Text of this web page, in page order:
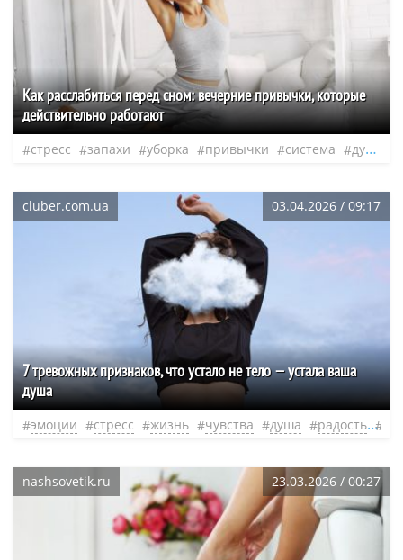
Как расслабиться перед сном: вечерние привычки, которые
действительно работают
стресс запахи уборка привычки система душа
cluber.com.ua 03.04.2026 / 09:17
7 тревожных признаков, что устало не тело — устала ваша
душа
эмоции стресс жизнь чувства душа радость
nashsovetik.ru 23.03.2026 / 00:27